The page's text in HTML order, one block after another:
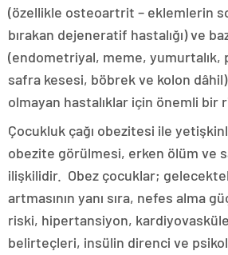
(özellikle osteoartrit – eklemlerin
bırakan dejeneratif hastalığı) ve
(endometriyal, meme, yumurtalık,
safra kesesi, böbrek ve kolon dâhil)
olmayan hastalıklar için önemli bir
Çocukluk çağı obezitesi ile
obezite görülmesi, erken ölüm ve
ilişkilidir. Obez çocuklar;
artmasının yanı sıra, nefes alma
riski, hipertansiyon,
belirteçleri, insülin direnci ve